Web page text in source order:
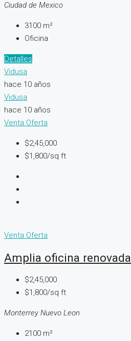
Ciudad de Mexico
3100 m²
Oficina
Detalles
Vidusa
hace 10 años
Vidusa
hace 10 años
Venta Oferta
$2,45,000
$1,800/sq ft
Venta Oferta
Amplia oficina renovada
$2,45,000
$1,800/sq ft
Monterrey Nuevo Leon
2100 m²